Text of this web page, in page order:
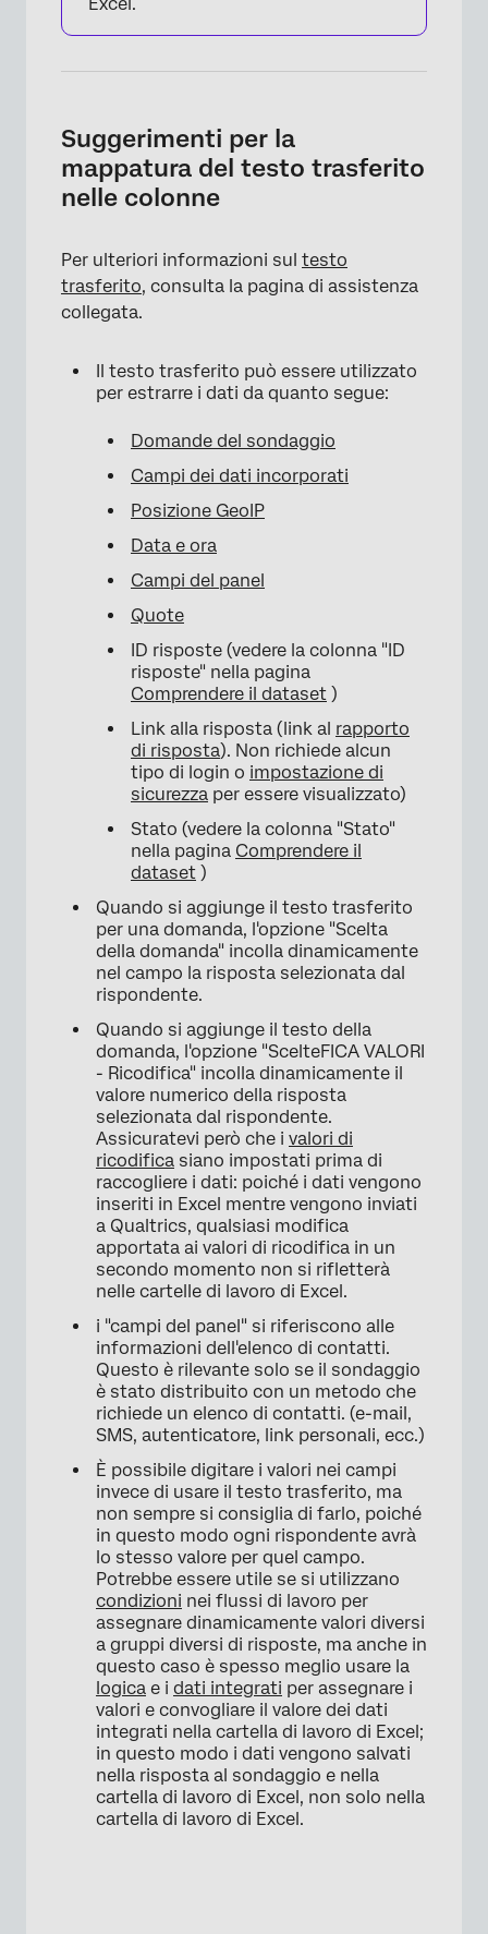
Excel.
Suggerimenti per la
mappatura del testo trasferito
nelle colonne
Per ulteriori informazioni sul testo
trasferito, consulta la pagina di assistenza
collegata.
Il testo trasferito può essere utilizzato
per estrarre i dati da quanto segue:
Domande del sondaggio
Campi dei dati incorporati
Posizione GeoIP
Data e ora
Campi del panel
Quote
ID risposte (vedere la colonna "ID
risposte" nella pagina
Comprendere il dataset )
Link alla risposta (link al rapporto
di risposta). Non richiede alcun
tipo di login o impostazione di
sicurezza per essere visualizzato)
Stato (vedere la colonna "Stato"
nella pagina Comprendere il
dataset )
Quando si aggiunge il testo trasferito
per una domanda, l'opzione "Scelta
della domanda" incolla dinamicamente
nel campo la risposta selezionata dal
rispondente.
Quando si aggiunge il testo della
domanda, l'opzione "ScelteFICA VALORI
- Ricodifica" incolla dinamicamente il
valore numerico della risposta
selezionata dal rispondente.
Assicuratevi però che i valori di
ricodifica siano impostati prima di
raccogliere i dati: poiché i dati vengono
inseriti in Excel mentre vengono inviati
a Qualtrics, qualsiasi modifica
apportata ai valori di ricodifica in un
secondo momento non si rifletterà
nelle cartelle di lavoro di Excel.
i "campi del panel" si riferiscono alle
informazioni dell'elenco di contatti.
Questo è rilevante solo se il sondaggio
è stato distribuito con un metodo che
richiede un elenco di contatti. (e-mail,
SMS, autenticatore, link personali, ecc.)
È possibile digitare i valori nei campi
invece di usare il testo trasferito, ma
non sempre si consiglia di farlo, poiché
in questo modo ogni rispondente avrà
lo stesso valore per quel campo.
Potrebbe essere utile se si utilizzano
condizioni nei flussi di lavoro per
assegnare dinamicamente valori diversi
a gruppi diversi di risposte, ma anche in
questo caso è spesso meglio usare la
logica e i dati integrati per assegnare i
valori e convogliare il valore dei dati
integrati nella cartella di lavoro di Excel;
in questo modo i dati vengono salvati
nella risposta al sondaggio e nella
cartella di lavoro di Excel, non solo nella
cartella di lavoro di Excel.